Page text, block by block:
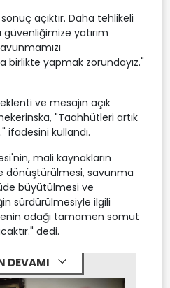
açıktır. Daha tehlikeli
yatırım
birlikte yapmak zorundayız."
ve mesajın açık
"Taahhütleri artık
ifadesini kullandı.
mali kaynakların
dönüştürülmesi, savunma
büyütülmesi ve
sürdürülmesiyle ilgili
odağı tamamen somut
dedi.
DEVAMI